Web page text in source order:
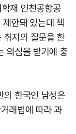
재 인천공항공
한돼 있는데 책
취지의 질문을 한
의심을 받기에 충
의 한국인 남성은
래법에 따라 과